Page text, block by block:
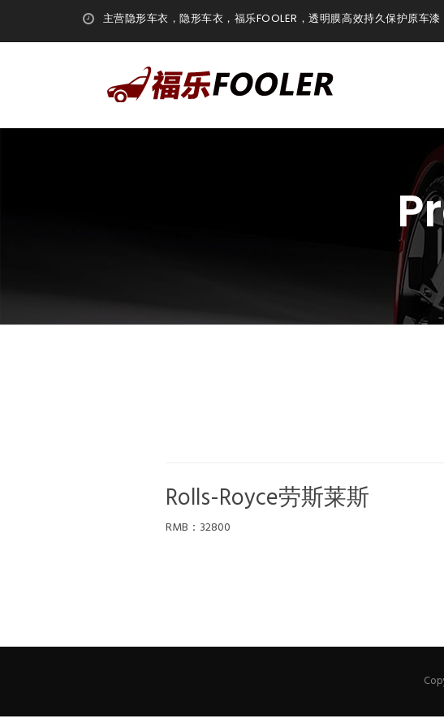
主营隐形车衣，隐形车衣，福乐FOOLER，透明膜高效持久保护原车漆
Rolls-Royce劳斯莱斯
RMB：32800